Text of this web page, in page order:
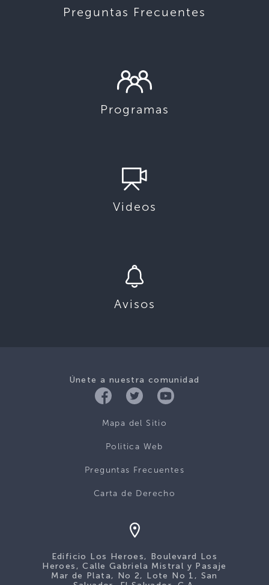
Preguntas Frecuentes
Programas
Videos
Avisos
Únete a nuestra comunidad
Mapa del Sitio
Politica Web
Preguntas Frecuentes
Carta de Derecho
Edificio Los Heroes, Boulevard Los
Heroes, Calle Gabriela Mistral y Pasaje
Mar de Plata, No 2, Lote No 1, San